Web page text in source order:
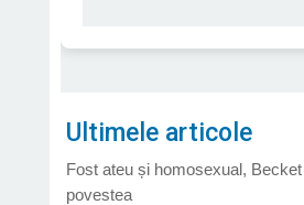
Ultimele articole
Fost ateu și homosexual,
povestea